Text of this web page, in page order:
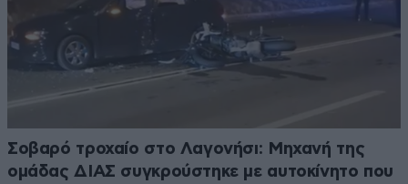
Σοβαρό τροχαίο στο Λαγονήσι: Μηχανή της
ομάδας ΔΙΑΣ συγκρούστηκε με αυτοκίνητο που